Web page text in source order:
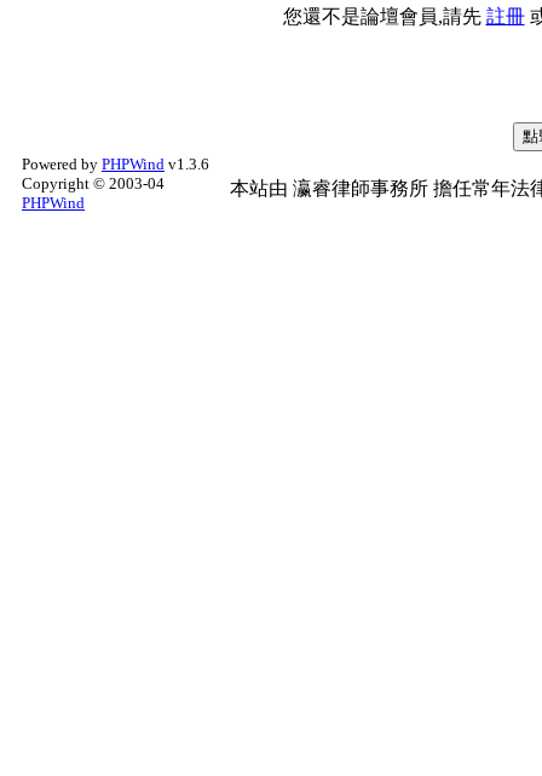
您還不是論壇會員,請先 註冊
Powered by PHPWind v1.3.6
Copyright © 2003-04
PHPWind
本站由 瀛睿律師事務所 擔任常年法